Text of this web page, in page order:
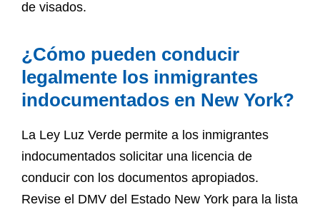
de visados.
¿Cómo pueden conducir
legalmente los inmigrantes
indocumentados en New York?
La Ley Luz Verde permite a los inmigrantes
indocumentados solicitar una licencia de
conducir con los documentos apropiados.
Revise el DMV del Estado New York para la lista